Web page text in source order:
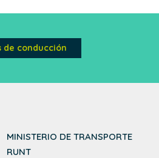
de conducción
MINISTERIO DE TRANSPORTE
RUNT